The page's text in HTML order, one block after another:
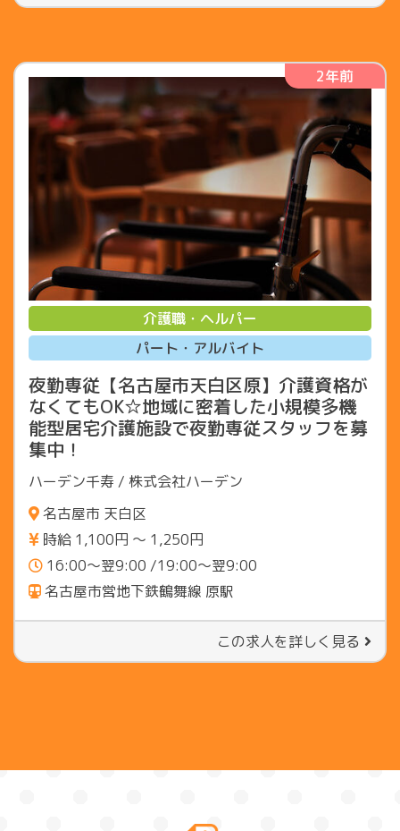
2年前
介護職・ヘルパー
パート・アルバイト
夜勤専従【名古屋市天白区原】介護資格が
なくてもOK☆地域に密着した小規模多機
能型居宅介護施設で夜勤専従スタッフを募
集中！
ハーデン千寿 / 株式会社ハーデン
名古屋市 天白区
時給 1,100円 〜 1,250円
16:00～翌9:00 /19:00～翌9:00
名古屋市営地下鉄鶴舞線 原駅
この求人を詳しく見る